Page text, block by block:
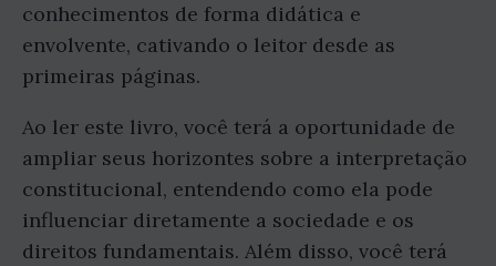
conhecimentos de forma didática e
envolvente, cativando o leitor desde as
primeiras páginas.
Ao ler este livro, você terá a oportunidade de
ampliar seus horizontes sobre a interpretação
constitucional, entendendo como ela pode
influenciar diretamente a sociedade e os
direitos fundamentais. Além disso, você terá